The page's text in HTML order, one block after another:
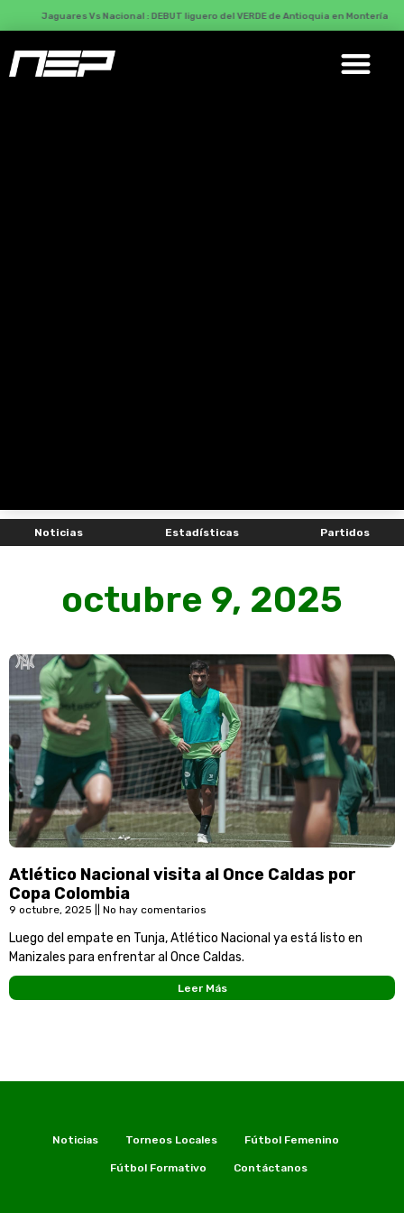
Jaguares Vs Nacional : DEBUT liguero del VERDE de Antioquia en Montería
Noticias Estadísticas Partidos
octubre 9, 2025
Atlético Nacional visita al Once Caldas por
Copa Colombia
9 octubre, 2025 No hay comentarios
Luego del empate en Tunja, Atlético Nacional ya está listo en
Manizales para enfrentar al Once Caldas.
Leer Más
Noticias Torneos Locales Fútbol Femenino
Fútbol Formativo Contáctanos